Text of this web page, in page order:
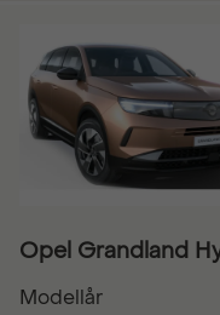
Opel Grandland
Modellår